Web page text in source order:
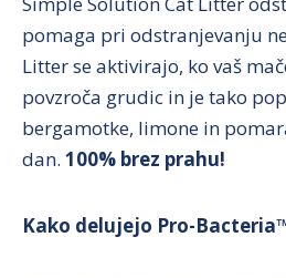
pomaga pri odstranjevanju
Litter se aktivirajo, ko vaš
povzroča grudic in je tako
bergamotke, limone in
dan. 100% brez prahu!
Kako delujejo Pro-